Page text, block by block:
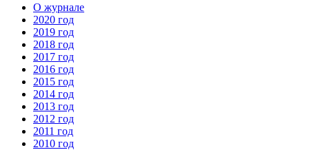
О журнале
2020 год
2019 год
2018 год
2017 год
2016 год
2015 год
2014 год
2013 год
2012 год
2011 год
2010 год